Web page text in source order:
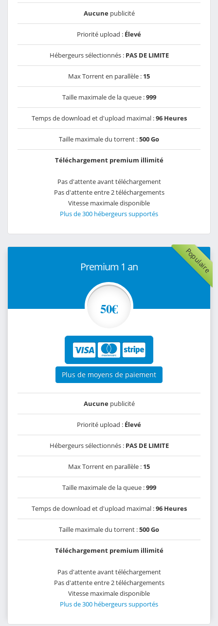
Aucunepublicité
Priorité upload : Élevé
Hébergeurs sélectionnés : PAS DE LIMITE
Max Torrent en parallèle : 15
Taille maximale de la queue :999
Temps de download et d'upload maximal :96 Heures
Taille maximale du torrent :500 Go
Téléchargement premium illimité
Pas d'attente avant téléchargement
Pas d'attente entre 2 téléchargements
Vitesse maximale disponible
Plus de 300 hébergeurs supportés
Populaire
Premium 1 an
50€
Plus de moyens de paiement
Aucunepublicité
Priorité upload : Élevé
Hébergeurs sélectionnés : PAS DE LIMITE
Max Torrent en parallèle : 15
Taille maximale de la queue :999
Temps de download et d'upload maximal :96 Heures
Taille maximale du torrent :500 Go
Téléchargement premium illimité
Pas d'attente avant téléchargement
Pas d'attente entre 2 téléchargements
Vitesse maximale disponible
Plus de 300 hébergeurs supportés